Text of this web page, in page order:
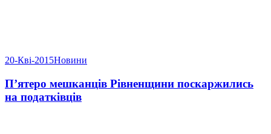
20-Кві-2015Новини
П’ятеро мешканців Рівненщини поскаржились
на податківців